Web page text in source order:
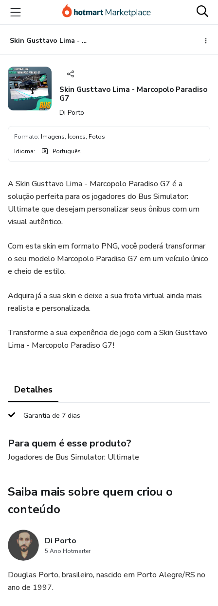
para
conteúdo
principal
para
pagamento
para
rodapé
Skin Gusttavo Lima - Marcopolo Paradiso G7
Skin Gusttavo Lima - Marcopolo Paradiso
G7
Di Porto
Formato: Imagens, Ícones, Fotos
Idioma: Português
A Skin Gusttavo Lima - Marcopolo Paradiso G7 é a
solução perfeita para os jogadores do Bus Simulator:
Ultimate que desejam personalizar seus ônibus com um
visual autêntico.
Com esta skin em formato PNG, você poderá transformar
o seu modelo Marcopolo Paradiso G7 em um veículo único
e cheio de estilo.
Adquira já a sua skin e deixe a sua frota virtual ainda mais
realista e personalizada.
Transforme a sua experiência de jogo com a Skin Gusttavo
Lima - Marcopolo Paradiso G7!
Detalhes
Garantia de 7 dias
Para quem é esse produto?
Jogadores de Bus Simulator: Ultimate
Saiba mais sobre quem criou o
conteúdo
Di Porto
5 Ano Hotmarter
Douglas Porto, brasileiro, nascido em Porto Alegre/RS no
ano de 1997.